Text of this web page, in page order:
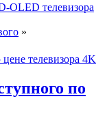
OLED телевизора
»
по